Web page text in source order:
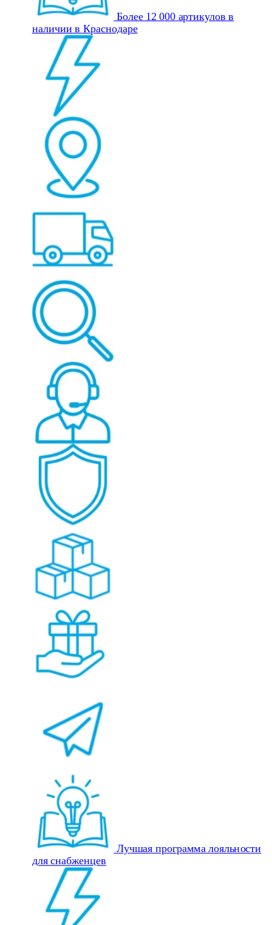
Более 12 000 артикулов в
наличии в Краснодаре
Лучшая программа лояльности
для снабженцев